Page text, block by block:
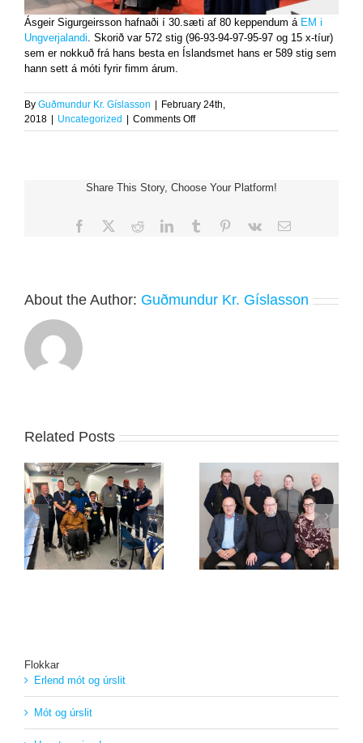
Ásgeir Sigurgeirsson hafnaði í 30.sæti af 80 keppendum á EM i
Ungverjalandi. Skorið var 572 stig (96-93-94-97-95-97 og 15 x-tíur)
sem er nokkuð frá hans besta en Íslandsmet hans er 589 stig sem
hann sett á móti fyrir fimm árum.
By Guðmundur Kr. Gíslasson
February 24th,
2018
Uncategorized Comments Offon
Ásgeir
Share This Story, Choose Your Platform!
Facebook RedditLinkedInTumblr Pinterest
Vk Email
About the Author: Guðmundur Kr. Gíslasson
Related Posts
Stjórn STÍ endurkjörin
á ársþinginu í dag
Skotþing 2026 í
Íþróttamiðstöðinni í
Laugardal
Flokkar
Erlend mót og úrslit
Mót og úrslit